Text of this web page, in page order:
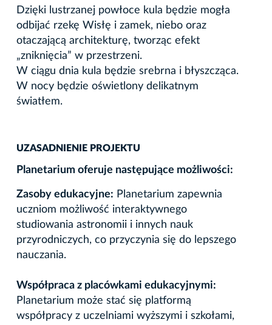
Dzięki lustrzanej powłoce kula będzie mogła
odbijać rzekę Wisłę i zamek, niebo oraz
otaczającą architekturę, tworząc efekt
„zniknięcia” w przestrzeni.
W ciągu dnia kula będzie srebrna i błyszcząca.
W nocy będzie oświetlony delikatnym
światłem.
UZASADNIENIE PROJEKTU
Planetarium oferuje następujące możliwości:
Zasoby edukacyjne: Planetarium zapewnia
uczniom możliwość interaktywnego
studiowania astronomii i innych nauk
przyrodniczych, co przyczynia się do lepszego
nauczania.
Współpraca z placówkami edukacyjnymi:
Planetarium może stać się platformą
współpracy z uczelniami wyższymi i szkołami,